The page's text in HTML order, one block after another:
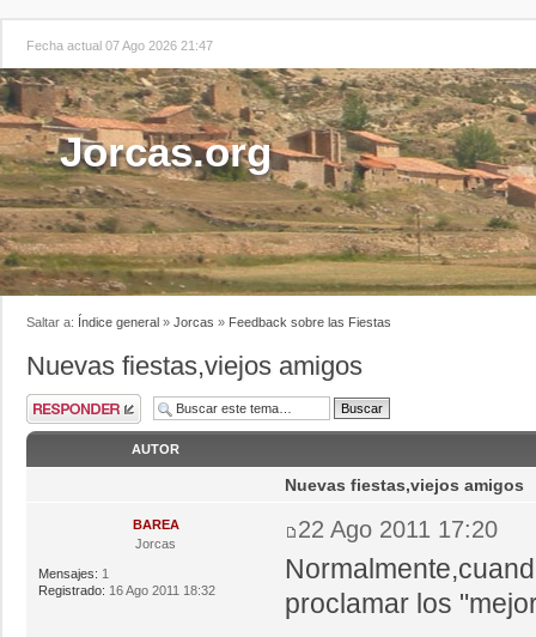
Fecha actual 07 Ago 2026 21:47
Jorcas.org
Saltar a: Índice general » Jorcas » Feedback sobre las Fiestas
Nuevas fiestas,viejos amigos
AUTOR
BAREA
Jorcas
Mensajes: 1
Registrado: 16 Ago 2011 18:32
Nuevas fiestas,viejos amigos
22 Ago 2011 17:20
proclamar los